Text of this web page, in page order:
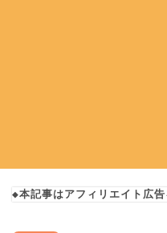
◆本記事はアフィリエイト広